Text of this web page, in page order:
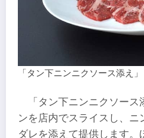
「タン下ニンニクソース添え
「タン下ニンニクソー
ンを店内でスライスし、ニ
ダレを添えて提供します。